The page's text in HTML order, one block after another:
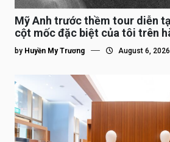
Mỹ Anh trước thềm tour diễn
cột mốc đặc biệt của tôi trên
tế”
by Huyền My Trương August 6, 2026